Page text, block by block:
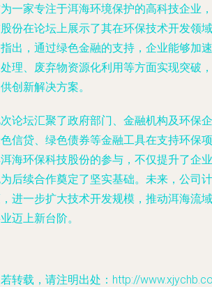
一家专注于洱海环境保护的高科技企业
份在论坛上展示了其在环保技术开发领
出，通过绿色金融的支持，企业能够加
理、废弃物资源化利用等方面实现突破
创新解决方案。
论坛汇聚了政府部门、金融机构及环保
信贷、绿色债券等金融工具在支持环保
海环保科技股份的参与，不仅提升了企
后续合作奠定了坚实基础。未来，公司
进一步扩大技术开发规模，推动洱海流
迈上新台阶。
转载，请注明出处：http://